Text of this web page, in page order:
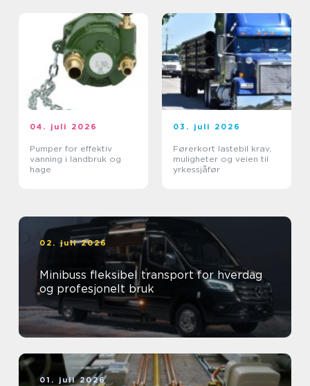
04. juli 2026
Pumper for effektiv
vanning i landbruk og
hage
03. juli 2026
Førerkort lastebil krav,
muligheter og veien til
yrkessjåfør
02. juli 2026
Minibuss fleksibel transport for hverdag
og profesjonelt bruk
01. juli 2026